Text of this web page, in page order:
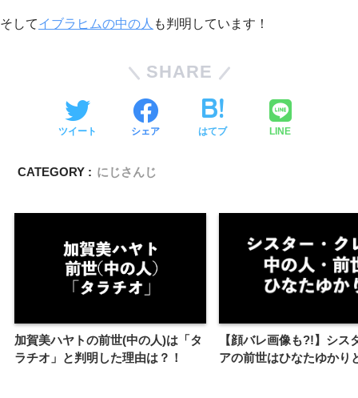
そしてイブラヒムの中の人 も判明しています！
SHARE
ツイート シェア はてブ LINE
CATEGORY : にじさんじ
加賀美ハヤトの前世(中の人)は「タ
ラチオ」と判明した理由は？！
【顔バレ画像も?!】シス
アの前世はひなたゆかり